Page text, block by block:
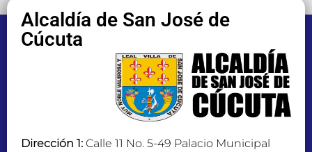
Alcaldía de San José de
Cúcuta
Dirección 1: Calle 11 No. 5-49 Palacio Municipal